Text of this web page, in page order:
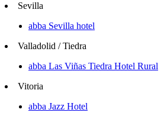
Sevilla
abba Sevilla hotel
Valladolid / Tiedra
abba Las Viñas Tiedra Hotel Rural
Vitoria
abba Jazz Hotel